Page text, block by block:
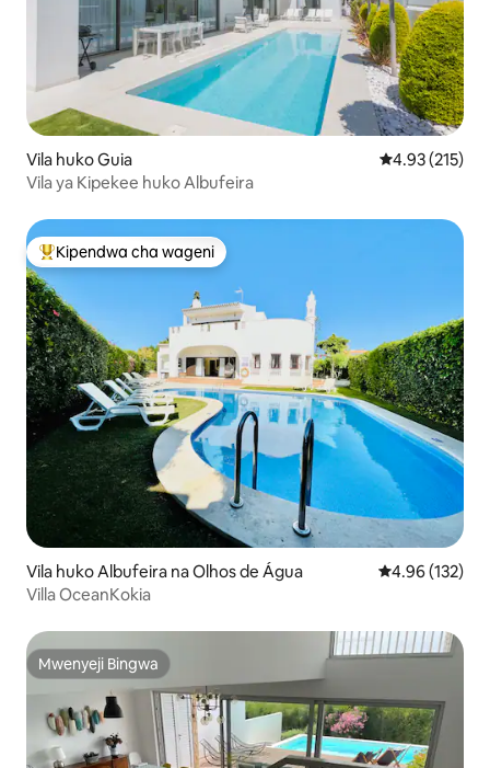
Vila huko Guia Ukadiriaji wa
4.93 (215)
Vila ya Kipekee huko Albufeira
Kipendwa maarufu cha wageni
Kipendwa cha wageni
Vila huko Albufeira na Olhos de Água Ukadiriaji wa
4.96 (132)
Villa OceanKokia
Mwenyeji Bingwa
Mwenyeji Bingwa